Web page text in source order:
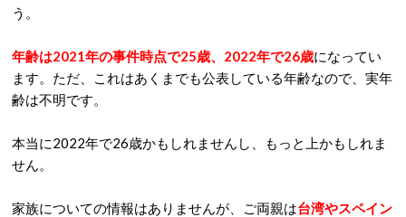
う。
年齢は2021年の事件時点で25歳、2022年で26歳になってい
ます。ただ、これはあくまでも公表している年齢なので、実年
齢は不明です。
本当に2022年で26歳かもしれませんし、もっと上かもしれま
せん。
家族についての情報はありませんが、ご両親は台湾やスペイン